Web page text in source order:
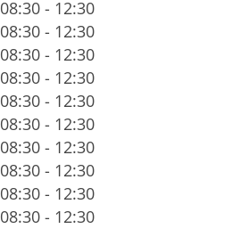
08:30 - 12:30
08:30 - 12:30
08:30 - 12:30
08:30 - 12:30
08:30 - 12:30
08:30 - 12:30
08:30 - 12:30
08:30 - 12:30
08:30 - 12:30
08:30 - 12:30